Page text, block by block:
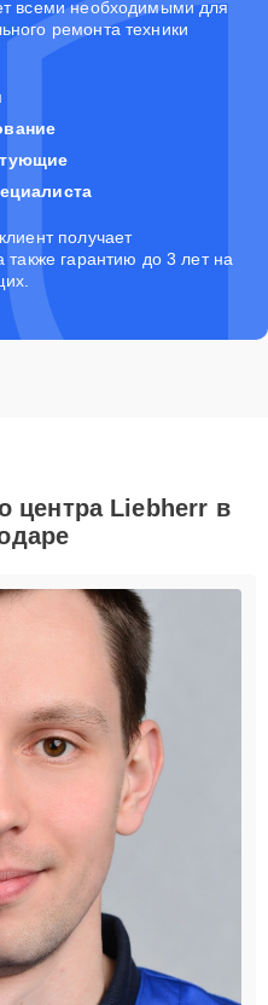
всеми необходимыми для
ремонта техники
получает
также гарантию до 3 лет на
центра Liebherr в